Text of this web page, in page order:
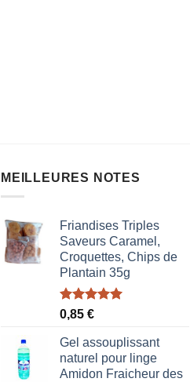
MEILLEURES NOTES
Friandises Triples
Saveurs Caramel,
Croquettes, Chips de
Plantain 35g
Note5.00
0,85 €
Gel assouplissant
naturel pour linge
Amidon Fraicheur des